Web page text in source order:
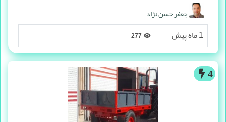
جعفر حسن نژاد
1 ماه پیش
4